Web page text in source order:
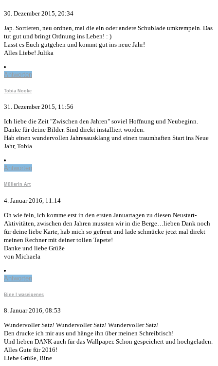
30. Dezember 2015, 20:34
Jap. Sortieren, neu ordnen, mal die ein oder andere Schublade umkrempeln. Das
tut gut und bringt Ordnung ins Leben! : )
Lasst es Euch gutgehen und kommt gut ins neue Jahr!
Alles Liebe! Julika
Antworten
Tobia Nooke
31. Dezember 2015, 11:56
Ich liebe die Zeit "Zwischen den Jahren" soviel Hoffnung und Neubeginn.
Danke für deine Bilder. Sind direkt installiert worden.
Hab einen wundervollen Jahresausklang und einen traumhaften Start ins Neue
Jahr, Tobia
Antworten
Müllerin Art
4. Januar 2016, 11:14
Oh wie fein, ich komme erst in den ersten Januartagen zu diesen Neustart-
Aktivitäten, zwischen den Jahren mussten wir in die Berge…lieben Dank noch
für deine liebe Karte, hab mich so gefreut und lade schmücke jetzt mal direkt
meinen Rechner mit deiner tollen Tapete!
Danke und liebe Grüße
von Michaela
Antworten
Bine | waseigenes
8. Januar 2016, 08:53
Wundervoller Satz! Wundervoller Satz! Wundervoller Satz!
Den drucke ich mir aus und hänge ihn über meinen Schreibtisch!
Und lieben DANK auch für das Wallpaper. Schon gespeichert und hochgeladen.
Alles Gute für 2016!
Liebe Grüße, Bine